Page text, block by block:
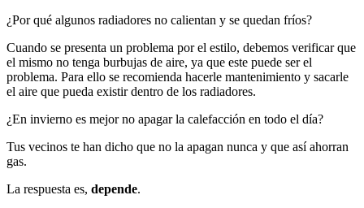
¿Por qué algunos radiadores no calientan y se quedan fríos?
Cuando se presenta un problema por el estilo, debemos verificar que
el mismo no tenga burbujas de aire, ya que este puede ser el
problema. Para ello se recomienda hacerle mantenimiento y sacarle
el aire que pueda existir dentro de los radiadores.
¿En invierno es mejor no apagar la calefacción en todo el día?
Tus vecinos te han dicho que no la apagan nunca y que así ahorran
gas.
La respuesta es, depende.